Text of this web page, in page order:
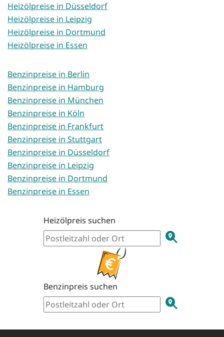
Heizölpreise in Düsseldorf
Heizölpreise in Leipzig
Heizölpreise in Dortmund
Heizölpreise in Essen
Benzinpreise in Berlin
Benzinpreise in Hamburg
Benzinpreise in München
Benzinpreise in Köln
Benzinpreise in Frankfurt
Benzinpreise in Stuttgart
Benzinpreise in Düsseldorf
Benzinpreise in Leipzig
Benzinpreise in Dortmund
Benzinpreise in Essen
Heizölpreis suchen
Benzinpreis suchen